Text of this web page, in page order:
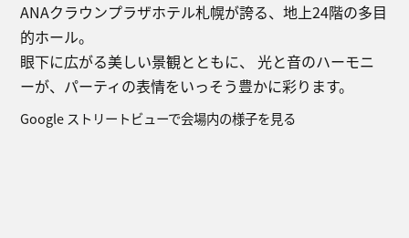
ANAクラウンプラザホテル札幌が誇る、地上24階の多目
的ホール。
眼下に広がる美しい景観とともに、 光と音のハーモニ
ーが、パーティの表情をいっそう豊かに彩ります。
Google ストリートビューで会場内の様子を見る